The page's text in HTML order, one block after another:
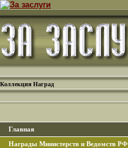
Коллекция Наград
Главная
Награды Министерств и Ведомств РФ